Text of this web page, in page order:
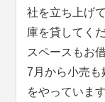
社を立ち上げ
庫を貸してく
スペースもお
7月から小売
をやっています